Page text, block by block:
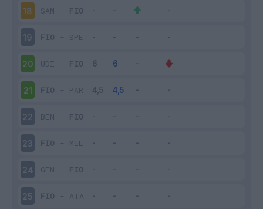
18 SAM - FIO
19 FIO - SPE
20 UDI - FIO
21 FIO - PAR
22 BEN - FIO
23 FIO - MIL
24 GEN - FIO
25 FIO - ATA